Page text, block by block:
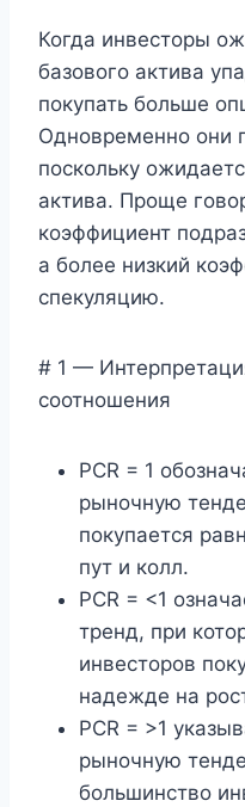
Когда инвесторы
базового актива
покупать больше
Одновременно они
поскольку
актива. Проще
коэффициент
а более низкий
спекуляцию.
# 1 —
соотношения
PCR = 1
рыночную
покупается
пут и колл.
PCR = <1
тренд, при
инвесторов
надежде на
PCR = >1
рыночную
большинство